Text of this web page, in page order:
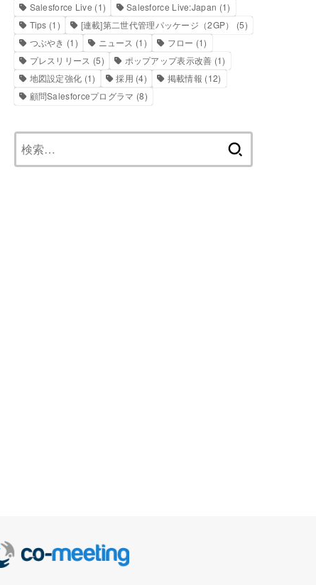
Salesforce Live (1) Salesforce Live:Japan (1)
Tips (1) [連載]第二世代管理パッケージ（2GP）
(5)
つぶやき (1) ニュース (1) フロー (1)
プレスリリース (5) ポップアップ表示改善 (1)
地図設定強化 (1) 採用 (4) 掲載情報 (12)
顧問Salesforceプログラマ (8)